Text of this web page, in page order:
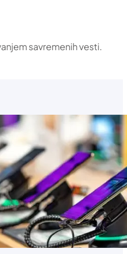
savremenih vesti.